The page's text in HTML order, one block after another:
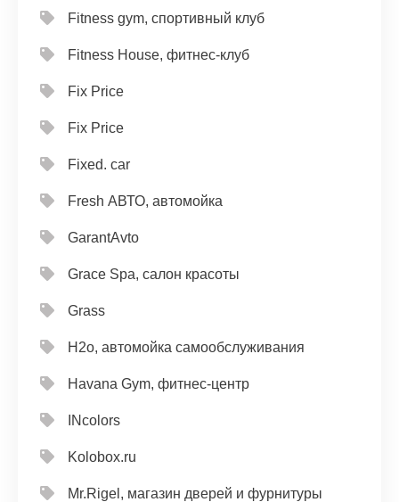
Fitness gym, спортивный клуб
Fitness House, фитнес-клуб
Fix Price
Fix Price
Fixed. car
Fresh АВТО, автомойка
GarantAvto
Grace Spa, салон красоты
Grass
H2o, автомойка самообслуживания
Havana Gym, фитнес-центр
INcolors
Kolobox.ru
Mr.Rigel, магазин дверей и фурнитуры